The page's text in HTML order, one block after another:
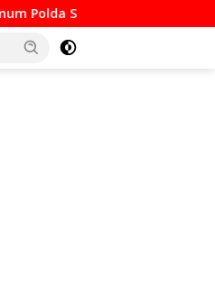
Operasi Pekat dan Sikat